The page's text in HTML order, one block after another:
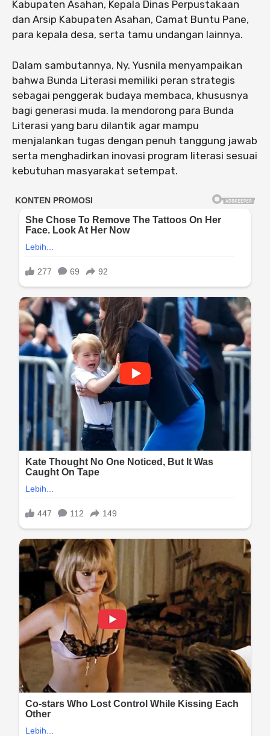
Kabupaten Asahan, Kepala Dinas Perpustakaan
dan Arsip Kabupaten Asahan, Camat Buntu Pane,
para kepala desa, serta tamu undangan lainnya.
Dalam sambutannya, Ny. Yusnila menyampaikan
bahwa Bunda Literasi memiliki peran strategis
sebagai penggerak budaya membaca, khususnya
bagi generasi muda. Ia mendorong para Bunda
Literasi yang baru dilantik agar mampu
menjalankan tugas dengan penuh tanggung jawab
serta menghadirkan inovasi program literasi sesuai
kebutuhan masyarakat setempat.